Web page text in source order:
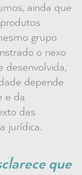
ainda que
grupo
o nexo
desenvolvida,
depende
e da
das
jurídica.
que